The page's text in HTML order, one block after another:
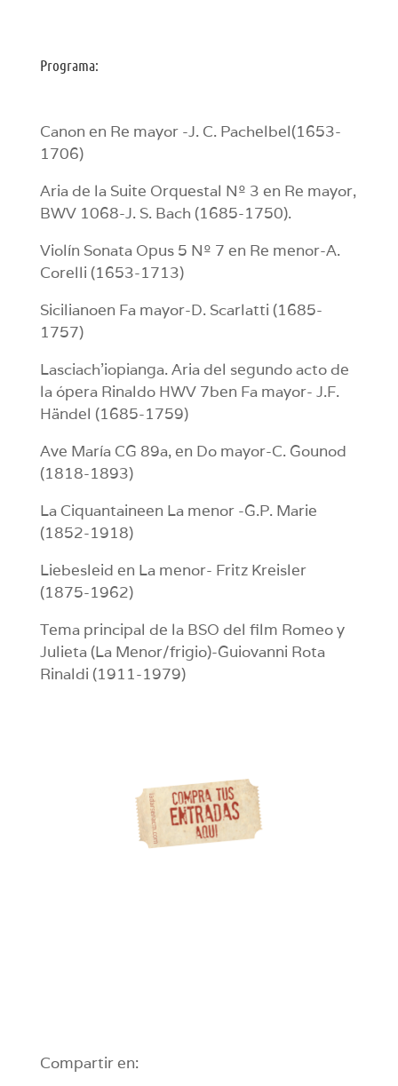
Programa:
Canon en Re mayor -J. C. Pachelbel(1653-
1706)
Aria de la Suite Orquestal Nº 3 en Re mayor,
BWV 1068-J. S. Bach (1685-1750).
Violín Sonata Opus 5 Nº 7 en Re menor-A.
Corelli (1653-1713)
Sicilianoen Fa mayor-D. Scarlatti (1685-
1757)
Lasciach’iopianga. Aria del segundo acto de
la ópera Rinaldo HWV 7ben Fa mayor- J.F.
Händel (1685-1759)
Ave María CG 89a, en Do mayor-C. Gounod
(1818-1893)
La Ciquantaineen La menor -G.P. Marie
(1852-1918)
Liebesleid en La menor- Fritz Kreisler
(1875-1962)
Tema principal de la BSO del film Romeo y
Julieta (La Menor/frigio)-Guiovanni Rota
Rinaldi (1911-1979)
Compartir en: